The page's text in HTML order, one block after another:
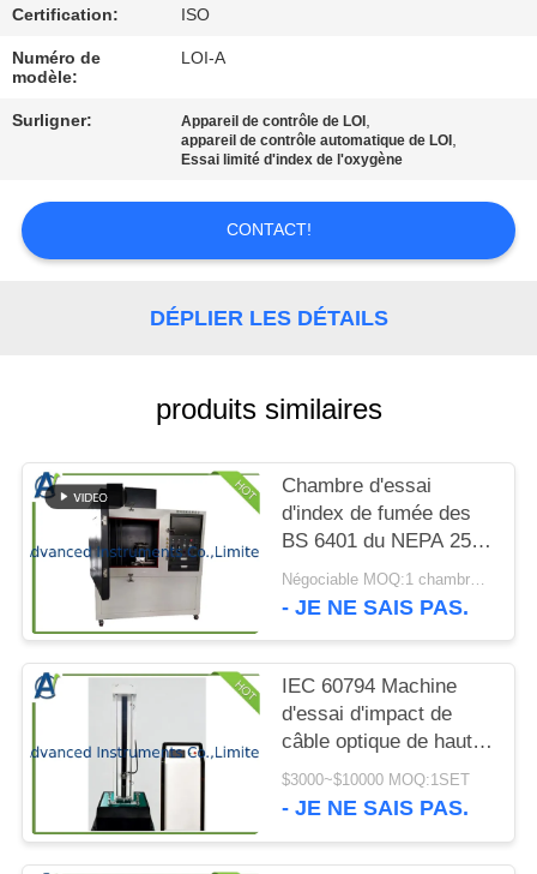
CONTACTEZ-
NOUS
NOUVELLES
CAS
DEMANDEZ
CITATION
PLAN
DU
SITE
PRIVACY
POLICY
Certification: ISO
Numéro de
modèle:
LOI-A
Surligner: Appareil de contrôle de LOI ,
appareil de contrôle automatique de LOI ,
Essai limité d'index de l'oxygène
CONTACT!
DÉPLIER LES DÉTAILS
produits similaires
Chambre d'essai
d'index de fumée des
BS 6401 du NEPA 258
d'OIN 5659-2 ASTM
E662 NES 711
Négociable MOQ:1 chambre d'essai de densité de fumée de l'ensemble NBS
- JE NE SAIS PAS.
IEC 60794 Machine
d'essai d'impact de
câble optique de haute
précision
$3000~$10000 MOQ:1SET
- JE NE SAIS PAS.